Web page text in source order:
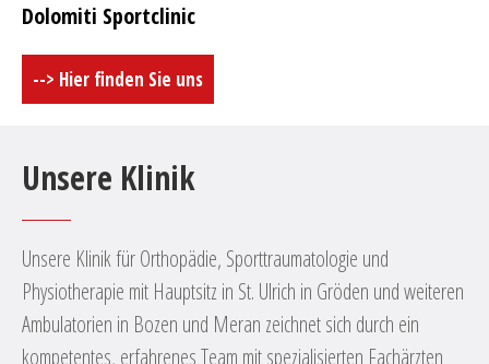
Dolomiti Sportclinic
--> Hier finden Sie uns
Unsere Klinik
Unsere Klinik für Orthopädie, Sporttraumatologie und
Physiotherapie mit Hauptsitz in St. Ulrich in Gröden und weiteren
Ambulatorien in Bozen und Meran zeichnet sich durch ein
kompetentes, erfahrenes Team mit spezialisierten Fachärzten